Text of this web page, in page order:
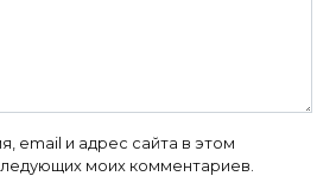
email и адрес сайта в этом
моих комментариев.